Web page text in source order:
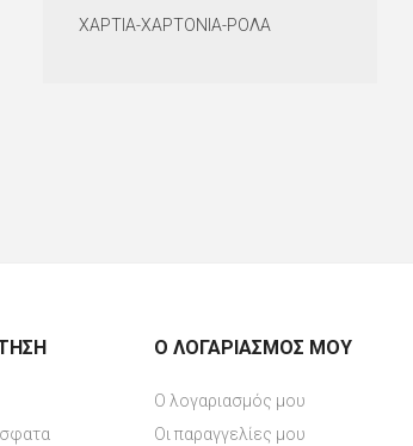
ΧΑΡΤΙΑ-ΧΑΡΤΟΝΙΑ-ΡΟΛΑ
Ο ΛΟΓΑΡΙΑΣΜΌΣ ΜΟΥ
Ο λογαριασμός μου
Οι παραγγελίες μου